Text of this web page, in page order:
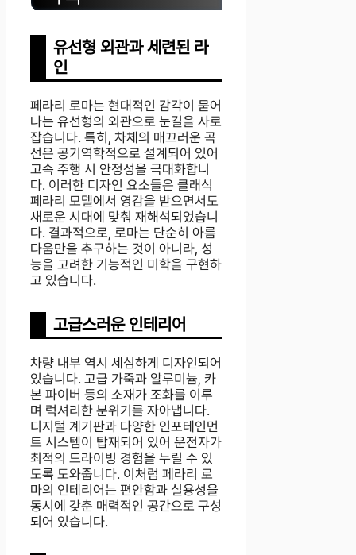
유선형 외관과 세련된 라
인
페라리 로마는 현대적인 감각이 묻어
나는 유선형의 외관으로 눈길을 사로
잡습니다. 특히, 차체의 매끄러운 곡
선은 공기역학적으로 설계되어 있어
고속 주행 시 안정성을 극대화합니
다. 이러한 디자인 요소들은 클래식
페라리 모델에서 영감을 받으면서도
새로운 시대에 맞춰 재해석되었습니
다. 결과적으로, 로마는 단순히 아름
다움만을 추구하는 것이 아니라, 성
능을 고려한 기능적인 미학을 구현하
고 있습니다.
고급스러운 인테리어
차량 내부 역시 세심하게 디자인되어
있습니다. 고급 가죽과 알루미늄, 카
본 파이버 등의 소재가 조화를 이루
며 럭셔리한 분위기를 자아냅니다.
디지털 계기판과 다양한 인포테인먼
트 시스템이 탑재되어 있어 운전자가
최적의 드라이빙 경험을 누릴 수 있
도록 도와줍니다. 이처럼 페라리 로
마의 인테리어는 편안함과 실용성을
동시에 갖춘 매력적인 공간으로 구성
되어 있습니다.